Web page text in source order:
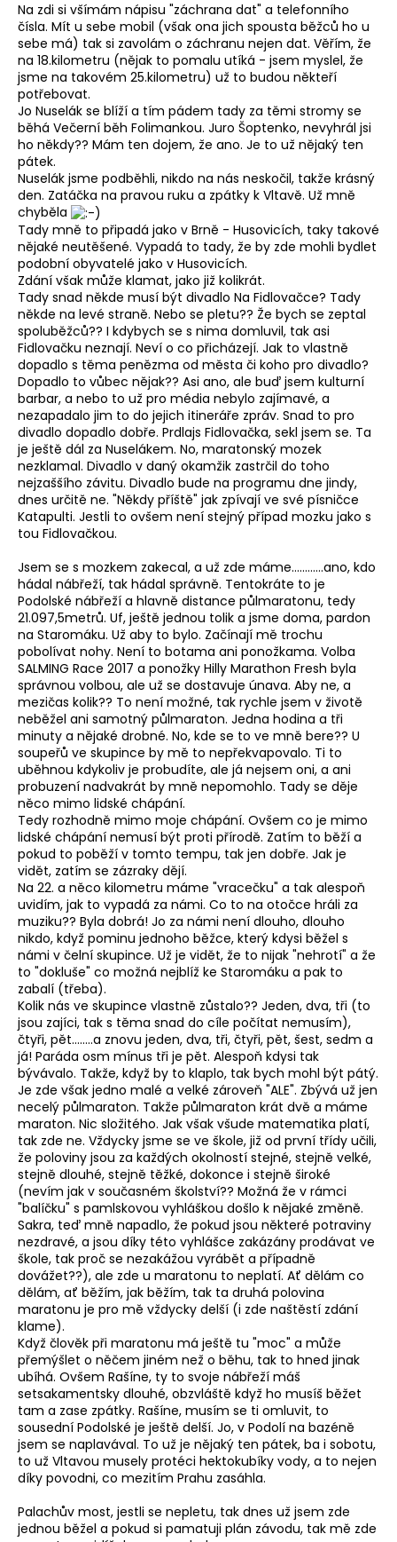
Na zdi si všímám nápisu "záchrana dat" a telefonního
čísla. Mít u sebe mobil (však ona jich spousta běžců ho u
sebe má) tak si zavolám o záchranu nejen dat. Věřím, že
na 18.kilometru (nějak to pomalu utíká - jsem myslel, že
jsme na takovém 25.kilometru) už to budou někteří
potřebovat.
Jo Nuselák se blíží a tím pádem tady za těmi stromy se
běhá Večerní běh Folimankou. Juro Šoptenko, nevyhrál jsi
ho někdy?? Mám ten dojem, že ano. Je to už nějaký ten
pátek.
Nuselák jsme podběhli, nikdo na nás neskočil, takže krásný
den. Zatáčka na pravou ruku a zpátky k Vltavě. Už mně
chyběla
Tady mně to připadá jako v Brně - Husovicích, taky takové
nějaké neutěšené. Vypadá to tady, že by zde mohli bydlet
podobní obyvatelé jako v Husovicích.
Zdání však může klamat, jako již kolikrát.
Tady snad někde musí být divadlo Na Fidlovačce? Tady
někde na levé straně. Nebo se pletu?? Že bych se zeptal
spoluběžců?? I kdybych se s nima domluvil, tak asi
Fidlovačku neznají. Neví o co přicházejí. Jak to vlastně
dopadlo s těma penězma od města či koho pro divadlo?
Dopadlo to vůbec nějak?? Asi ano, ale buď jsem kulturní
barbar, a nebo to už pro média nebylo zajímavé, a
nezapadalo jim to do jejich itineráře zpráv. Snad to pro
divadlo dopadlo dobře. Prdlajs Fidlovačka, sekl jsem se. Ta
je ještě dál za Nuselákem. No, maratonský mozek
nezklamal. Divadlo v daný okamžik zastrčil do toho
nejzaššího závitu. Divadlo bude na programu dne jindy,
dnes určitě ne. "Někdy příště" jak zpívají ve své písničce
Katapulti. Jestli to ovšem není stejný případ mozku jako s
tou Fidlovačkou.
Jsem se s mozkem zakecal, a už zde máme............ano, kdo
hádal nábřeží, tak hádal správně. Tentokráte to je
Podolské nábřeží a hlavně distance půlmaratonu, tedy
21.097,5metrů. Uf, ještě jednou tolik a jsme doma, pardon
na Staromáku. Už aby to bylo. Začínají mě trochu
pobolívat nohy. Není to botama ani ponožkama. Volba
SALMING Race 2017 a ponožky Hilly Marathon Fresh byla
správnou volbou, ale už se dostavuje únava. Aby ne, a
mezičas kolik?? To není možné, tak rychle jsem v životě
neběžel ani samotný půlmaraton. Jedna hodina a tři
minuty a nějaké drobné. No, kde se to ve mně bere?? U
soupeřů ve skupince by mě to nepřekvapovalo. Ti to
uběhnou kdykoliv je probudíte, ale já nejsem oni, a ani
probuzení nadvakrát by mně nepomohlo. Tady se děje
něco mimo lidské chápání.
Tedy rozhodně mimo moje chápání. Ovšem co je mimo
lidské chápání nemusí být proti přírodě. Zatím to běží a
pokud to poběží v tomto tempu, tak jen dobře. Jak je
vidět, zatím se zázraky dějí.
Na 22. a něco kilometru máme "vracečku" a tak alespoň
uvidím, jak to vypadá za námi. Co to na otočce hráli za
muziku?? Byla dobrá! Jo za námi není dlouho, dlouho
nikdo, když pominu jednoho běžce, který kdysi běžel s
námi v čelní skupince. Už je vidět, že to nijak "nehrotí" a že
to "dokluše" co možná nejblíž ke Staromáku a pak to
zabalí (třeba).
Kolik nás ve skupince vlastně zůstalo?? Jeden, dva, tři (to
jsou zajíci, tak s těma snad do cíle počítat nemusím),
čtyři, pět........a znovu jeden, dva, tři, čtyři, pět, šest, sedm a
já! Paráda osm mínus tři je pět. Alespoň kdysi tak
bývávalo. Takže, když by to klaplo, tak bych mohl být pátý.
Je zde však jedno malé a velké zároveň "ALE". Zbývá už jen
necelý půlmaraton. Takže půlmaraton krát dvě a máme
maraton. Nic složitého. Jak však všude matematika platí,
tak zde ne. Vždycky jsme se ve škole, již od první třídy učili,
že poloviny jsou za každých okolností stejné, stejně velké,
stejně dlouhé, stejně těžké, dokonce i stejně široké
(nevím jak v současném školství?? Možná že v rámci
"balíčku" s pamlskovou vyhláškou došlo k nějaké změně.
Sakra, teď mně napadlo, že pokud jsou některé potraviny
nezdravé, a jsou díky této vyhlášce zakázány prodávat ve
škole, tak proč se nezakážou vyrábět a případně
dovážet??), ale zde u maratonu to neplatí. Ať dělám co
dělám, ať běžím, jak běžím, tak ta druhá polovina
maratonu je pro mě vždycky delší (i zde naštěstí zdání
klame).
Když člověk při maratonu má ještě tu "moc" a může
přemýšlet o něčem jiném než o běhu, tak to hned jinak
ubíhá. Ovšem Rašíne, ty to svoje nábřeží máš
setsakamentsky dlouhé, obzvláště když ho musíš běžet
tam a zase zpátky. Rašíne, musím se ti omluvit, to
sousední Podolské je ještě delší. Jo, v Podolí na bazéně
jsem se naplavával. To už je nějaký ten pátek, ba i sobotu,
to už Vltavou musely protéci hektokubíky vody, a to nejen
díky povodni, co mezitím Prahu zasáhla.
Palachův most, jestli se nepletu, tak dnes už jsem zde
jednou běžel a pokud si pamatuji plán závodu, tak mě zde